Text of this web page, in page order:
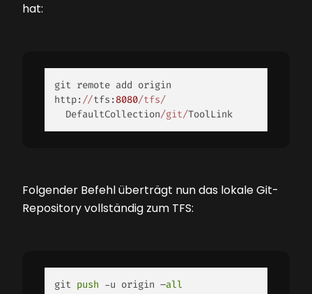
hat:
git remote add origin
http://tfs:8080/tfs/
  DefaultCollection
/git/ToolLink
Folgender Befehl überträgt nun das lokale Git-
Repository vollständig zum TFS:
git push -u origin –all